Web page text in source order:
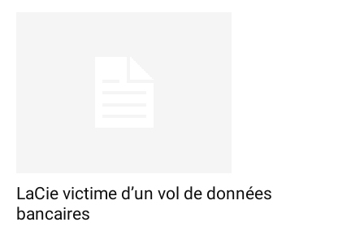
LaCie victime d’un vol de données
bancaires